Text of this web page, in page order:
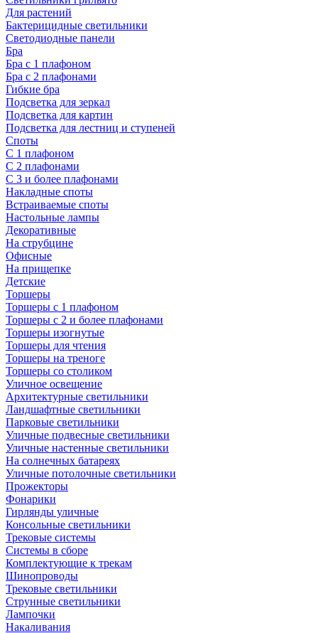
Для растений
Бактерицидные светильники
Светодиодные панели
Бра
Бра с 1 плафоном
Бра с 2 плафонами
Гибкие бра
Подсветка для зеркал
Подсветка для картин
Подсветка для лестниц и ступеней
Споты
С 1 плафоном
С 2 плафонами
С 3 и более плафонами
Накладные споты
Встраиваемые споты
Настольные лампы
Декоративные
На струбцине
Офисные
На прищепке
Детские
Торшеры
Торшеры с 1 плафоном
Торшеры с 2 и более плафонами
Торшеры изогнутые
Торшеры для чтения
Торшеры на треноге
Торшеры со столиком
Уличное освещение
Архитектурные светильники
Ландшафтные светильники
Парковые светильники
Уличные подвесные светильники
Уличные настенные светильники
На солнечных батареях
Уличные потолочные светильники
Прожекторы
Фонарики
Гирлянды уличные
Консольные светильники
Трековые системы
Системы в сборе
Комплектующие к трекам
Шинопроводы
Трековые светильники
Струнные светильники
Лампочки
Накаливания